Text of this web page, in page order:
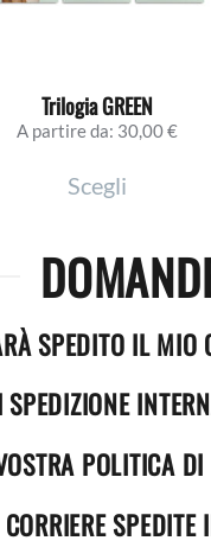
Trilogia GREEN
A partire da: 30,00€
Scegliprodotto
più
varianti.
Le
possono
scelte
nella
SPEDITO IL MIO
POLITICA